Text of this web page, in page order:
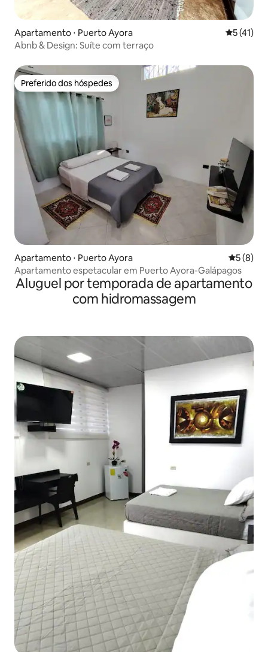
Apartamento ⋅ Puerto Ayora 5 de uma
5 (41)
Abnb & Design: Suíte com terraço
Preferido dos hóspedes
Preferido dos hóspedes
Apartamento ⋅ Puerto Ayora 5 de
5 (8)
Apartamento espetacular em Puerto Ayora-Galápagos
Aluguel por temporada de apartamento
com hidromassagem